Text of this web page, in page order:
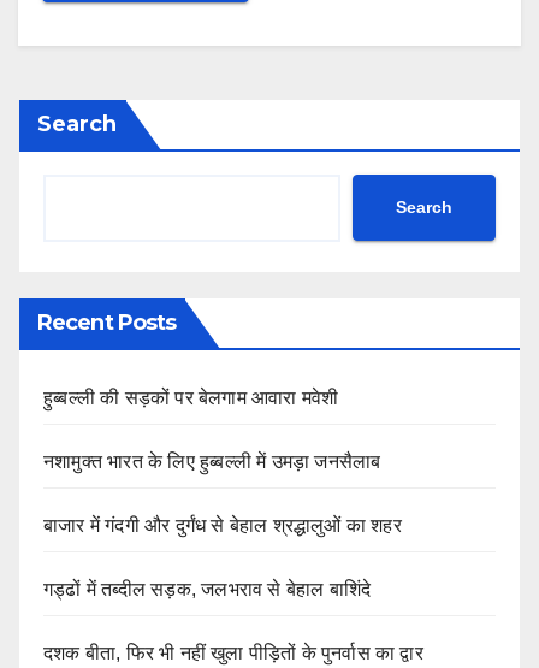
Search
Search
Recent Posts
हुब्बल्ली की सड़कों पर बेलगाम आवारा मवेशी
नशामुक्त भारत के लिए हुब्बल्ली में उमड़ा जनसैलाब
बाजार में गंदगी और दुर्गंध से बेहाल श्रद्धालुओं का शहर
गड्ढों में तब्दील सड़क, जलभराव से बेहाल बाशिंदे
दशक बीता, फिर भी नहीं खुला पीड़ितों के पुनर्वास का द्वार